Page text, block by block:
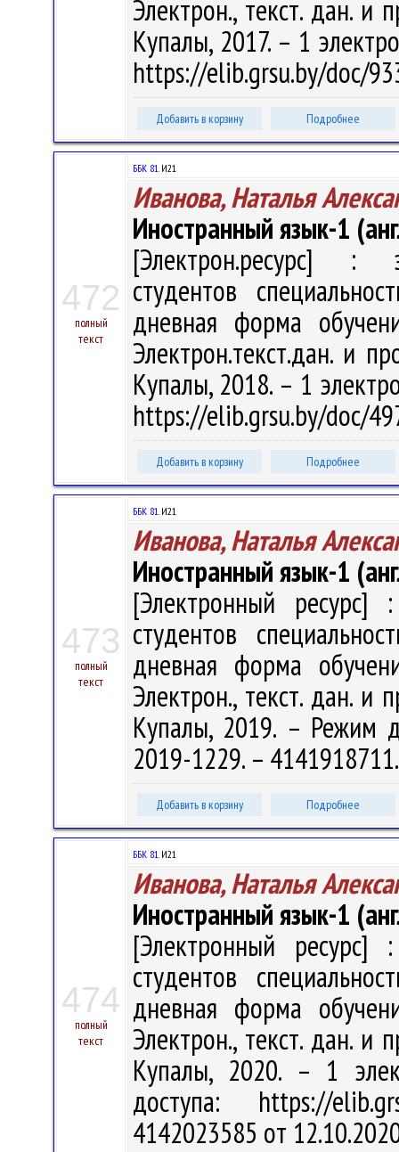
Электрон., текст. дан. и
Купалы, 2017. – 1
https://elib.grsu.by/doc/
Добавить в корзину Подробнее
472
полный
текст
ББК 81.И21
Иванова, Наталья
Иностранный язык-1
[Электрон.ресурс] :
студентов
дневная форма
Электрон.текст.дан. и
Купалы, 2018. – 1
https://elib.grsu.by/doc/
Добавить в корзину Подробнее
473
полный
текст
ББК 81.И21
Иванова, Наталья
Иностранный язык-1
[Электронный ресурс]
студентов
дневная форма
Электрон., текст. дан. и
Купалы, 2019. – Режим
2019-1229. –
Добавить в корзину Подробнее
474
полный
текст
ББК 81.И21
Иванова, Наталья
Иностранный язык-1
[Электронный ресурс]
студентов
дневная форма
Электрон., текст. дан. и
Купалы, 2020. – 1
доступа: https://
4142023585 от